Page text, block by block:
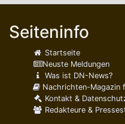
Seiteninfo
Startseite
Neuste Meldungen
Was ist DN-News?
Nachrichten-Magazin
Kontakt &
Redakteure &